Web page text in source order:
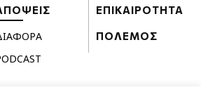
ΕΠΙΚΑΙΡΟΤΗΤΑ
ΠΟΛΕΜΟΣ